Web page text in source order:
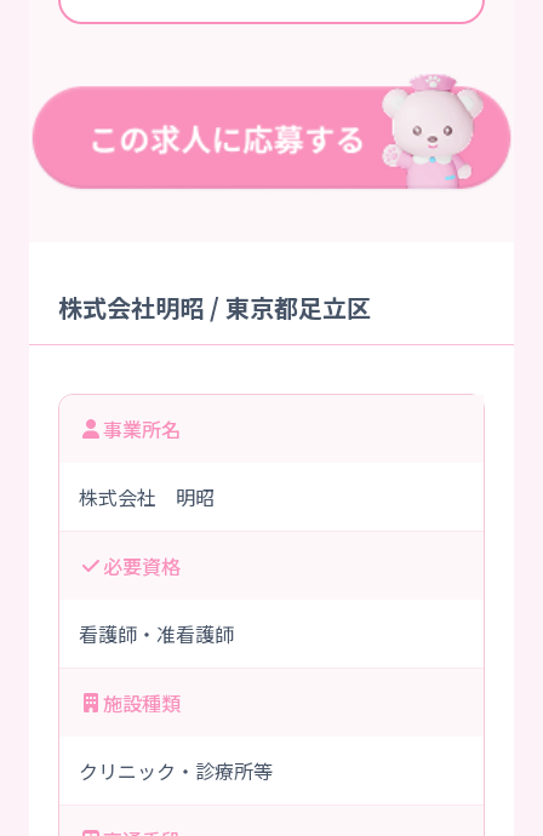
株式会社明昭 / 東京都足立区
事業所名
株式会社 明昭
必要資格
看護師・准看護師
施設種類
クリニック・診療所等